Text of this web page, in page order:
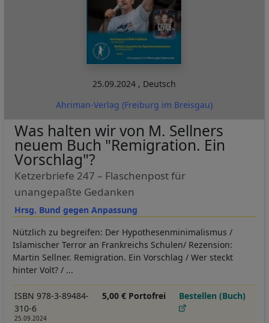
25.09.2024 , Deutsch
Ahriman-Verlag (Freiburg im Breisgau)
Hrsg. Bund gegen Anpassung
Was halten wir von M. Sellners
neuem Buch "Remigration. Ein
Vorschlag"?
Ketzerbriefe 247 – Flaschenpost für
unangepaßte Gedanken
Nützlich zu begreifen: Der Hypothesenminimalismus /
Islamischer Terror an Frankreichs Schulen/ Rezension:
Martin Sellner. Remigration. Ein Vorschlag / Wer steckt
hinter Volt? / ...
ISBN 978-3-89484-
310-6
25.09.2024
5,00 € Portofrei Bestellen (Buch)